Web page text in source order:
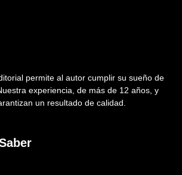
permite al autor cumplir su sueño de
experiencia, de más de 12 años, y
un resultado de calidad.